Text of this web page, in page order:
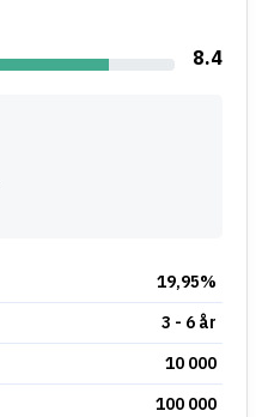
8.4
19,95%
3 - 6 år
10 000
100 000